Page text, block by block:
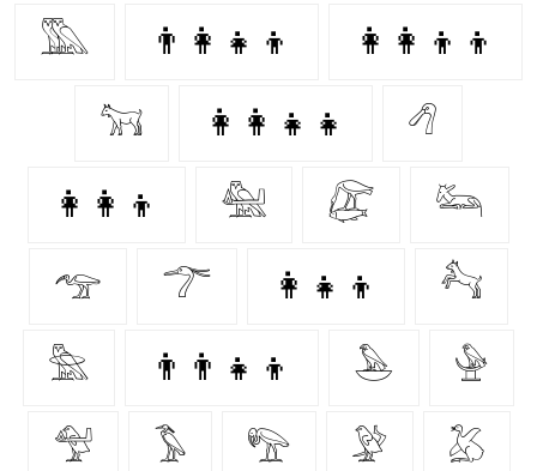
𓅔 👨‍👩‍👧‍👦 👩‍👩‍👦‍👦
𓃙 👩‍👩‍👧‍👧 𓆁
👩‍👩‍👦 𓅕 𓅻 𓃛
𓅠 𓆀 👩‍👧‍👦 𓃚
𓅗 👨‍👨‍👧‍👦 𓅅 𓅈
𓅵 𓅣 𓅟 𓅶 𓅷